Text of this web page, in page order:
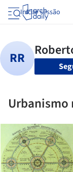
Iniciar sessão